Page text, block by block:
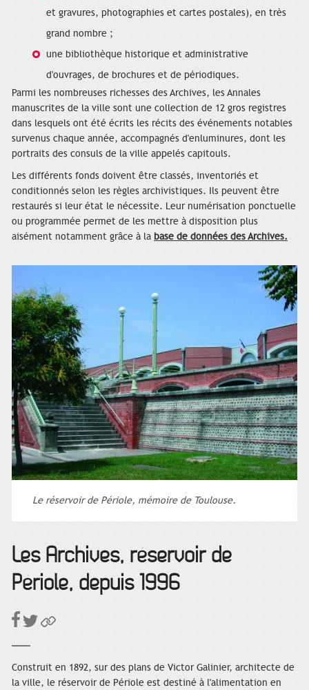
et gravures, photographies et cartes postales), en très
grand nombre ;
une bibliothèque historique et administrative
d'ouvrages, de brochures et de périodiques.
Parmi les nombreuses richesses des Archives, les Annales
manuscrites de la ville sont une collection de 12 gros registres
dans lesquels ont été écrits les récits des événements notables
survenus chaque année, accompagnés d'enluminures, dont les
portraits des consuls de la ville appelés capitouls.
Les différents fonds doivent être classés, inventoriés et
conditionnés selon les règles archivistiques. Ils peuvent être
restaurés si leur état le nécessite. Leur numérisation ponctuelle
ou programmée permet de les mettre à disposition plus
aisément notamment grâce à la base de données des Archives.
Le réservoir de Périole, mémoire de Toulouse.
Les Archives, réservoir de
Périole, depuis 1996
Construit en 1892, sur des plans de Victor Galinier, architecte de
la ville, le réservoir de Périole est destiné à l'alimentation en